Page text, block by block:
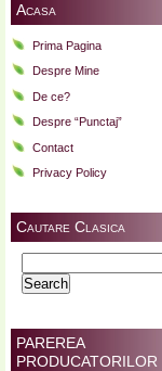
Acasa
Prima Pagina
Despre Mine
De ce?
Despre “Punctaj”
Contact
Privacy Policy
Cautare Clasica
for:
PAREREA
PRODUCATORILOR